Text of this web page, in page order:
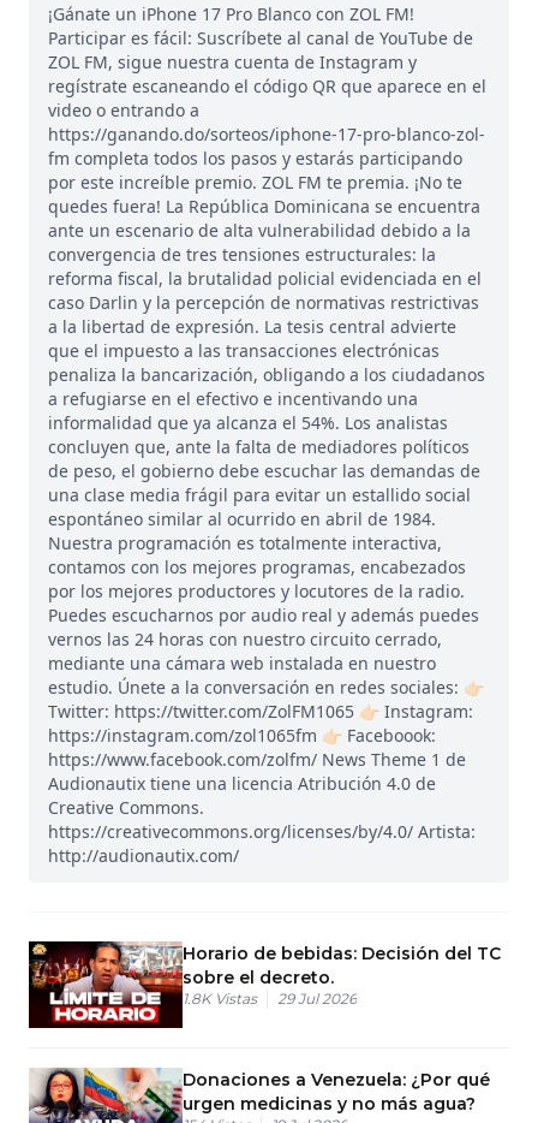
¡Gánate un iPhone 17 Pro Blanco con ZOL FM!
Participar es fácil: Suscríbete al canal de YouTube de
ZOL FM, sigue nuestra cuenta de Instagram y
regístrate escaneando el código QR que aparece en el
video o entrando a
https://ganando.do/sorteos/iphone-17-pro-blanco-zol-
fm completa todos los pasos y estarás participando
por este increíble premio. ZOL FM te premia. ¡No te
quedes fuera! La República Dominicana se encuentra
ante un escenario de alta vulnerabilidad debido a la
convergencia de tres tensiones estructurales: la
reforma fiscal, la brutalidad policial evidenciada en el
caso Darlin y la percepción de normativas restrictivas
a la libertad de expresión. La tesis central advierte
que el impuesto a las transacciones electrónicas
penaliza la bancarización, obligando a los ciudadanos
a refugiarse en el efectivo e incentivando una
informalidad que ya alcanza el 54%. Los analistas
concluyen que, ante la falta de mediadores políticos
de peso, el gobierno debe escuchar las demandas de
una clase media frágil para evitar un estallido social
espontáneo similar al ocurrido en abril de 1984.
Nuestra programación es totalmente interactiva,
contamos con los mejores programas, encabezados
por los mejores productores y locutores de la radio.
Puedes escucharnos por audio real y además puedes
vernos las 24 horas con nuestro circuito cerrado,
mediante una cámara web instalada en nuestro
estudio. Únete a la conversación en redes sociales: 👉🏻
Twitter: https://twitter.com/ZolFM1065 👉🏻 Instagram:
https://instagram.com/zol1065fm 👉🏻 Faceboook:
https://www.facebook.com/zolfm/ News Theme 1 de
Audionautix tiene una licencia Atribución 4.0 de
Creative Commons.
https://creativecommons.org/licenses/by/4.0/ Artista:
http://audionautix.com/
Horario de bebidas: Decisión del TC
sobre el decreto.
1.8K Vistas 29 Jul 2026
Donaciones a Venezuela: ¿Por qué
urgen medicinas y no más agua?